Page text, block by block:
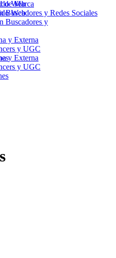
de Marca
Web
Buscadores y
y Externa
y UGC
Web
Buscadores y Redes Sociales
y Externa
y UGC